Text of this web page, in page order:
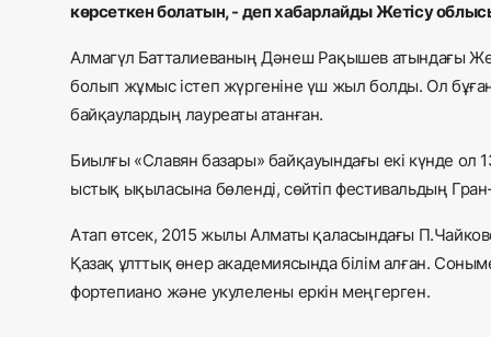
көрсеткен болатын, - деп хабарлайды Жетісу
Алмагүл Батталиеваның Дәнеш Рақышев атындағы
болып жұмыс істеп жүргеніне үш жыл болды. Ол
байқаулардың лауреаты атанған.
Биылғы «Славян базары» байқауындағы екі күнде
ыстық ықыласына бөленді, сөйтіп фестивальдың
Атап өтсек, 2015 жылы Алматы қаласындағы
Қазақ ұлттық өнер академиясында білім алған.
фортепиано және укулелены еркін меңгерген.